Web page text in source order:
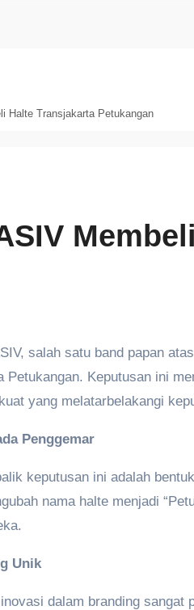
Halte Transjakarta Petukangan
salah satu band papan
Petukangan. Keputusan ini
yang melatarbelakangi
Penggemar
keputusan ini adalah
nama halte menjadi
Unik
dalam branding